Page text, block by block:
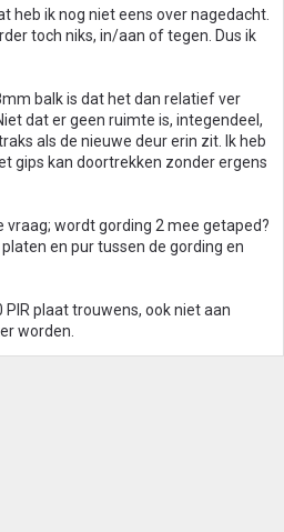
heb ik nog niet eens over nagedacht.
toch niks, in/aan of tegen. Dus ik
balk is dat het dan relatief ver
dat er geen ruimte is, integendeel,
als de nieuwe deur erin zit. Ik heb
gips kan doortrekken zonder ergens
vraag; wordt gording 2 mee getaped?
en pur tussen de gording en
plaat trouwens, ook niet aan
worden.